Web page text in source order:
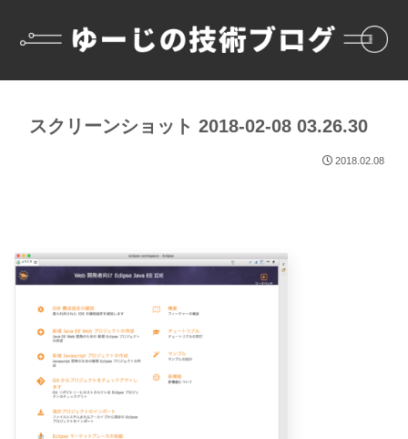
スクリーンショット 2018-02-08 03.26.30
2018.02.08